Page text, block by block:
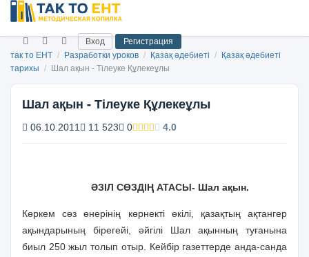
Вход
Регистрация
так то ЕНТ / Разработки уроков / Қазақ әдебиеті /
Қазақ әдебиеті
тарихы / Шал ақын - Тілеуке Құлекеұлы
Шал ақын - Тілеуке Құлекеұлы
06.10.2011 11 523 0 4.0
ӘЗIЛ СӨЗДIҢ АТАСЫ- Шал ақын.
Көркем сөз өнерiнiң көрнектi өкiлi, қазақтың ақтангер
ақындарының бiрегейi, әйгiлi Шал ақынның туғанына
биыл 250 жыл толып отыр. Кейбiр газеттерде анда-санда